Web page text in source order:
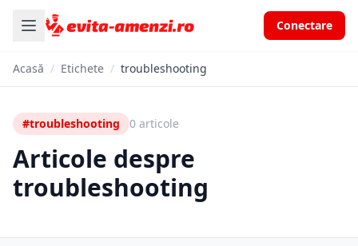
Conectare
Acasă / Etichete / troubleshooting
#troubleshooting 0 articole
Articole despre
troubleshooting